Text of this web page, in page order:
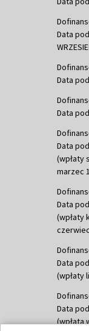
Data
Data
Data
Data
(wpłaty
marzec
Data
(wpłaty
Data
(wpłaty
Data
(wpłata